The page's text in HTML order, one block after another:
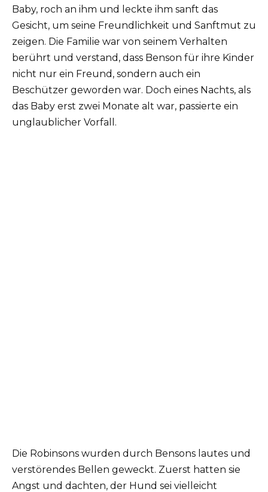
Baby, roch an ihm und leckte ihm sanft das
Gesicht, um seine Freundlichkeit und Sanftmut zu
zeigen. Die Familie war von seinem Verhalten
berührt und verstand, dass Benson für ihre Kinder
nicht nur ein Freund, sondern auch ein
Beschützer geworden war. Doch eines Nachts, als
das Baby erst zwei Monate alt war, passierte ein
unglaublicher Vorfall.
Die Robinsons wurden durch Bensons lautes und
verstörendes Bellen geweckt. Zuerst hatten sie
Angst und dachten, der Hund sei vielleicht